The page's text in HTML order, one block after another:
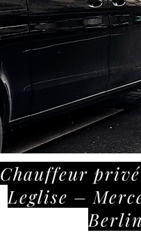
Chauffeur
Leglise –